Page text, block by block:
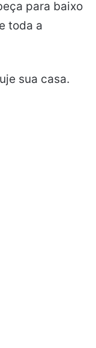
para baixo
toda a
sua casa.